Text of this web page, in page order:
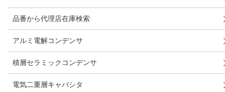
品番から代理店在庫検索
アルミ電解コンデンサ
積層セラミックコンデンサ
電気二重層キャパシタ